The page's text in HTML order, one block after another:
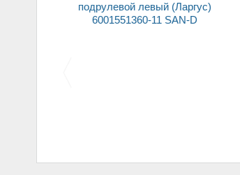
подрулевой левый (Ларгус)
6001551360-11 SAN-D